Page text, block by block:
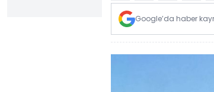
Google’da haber